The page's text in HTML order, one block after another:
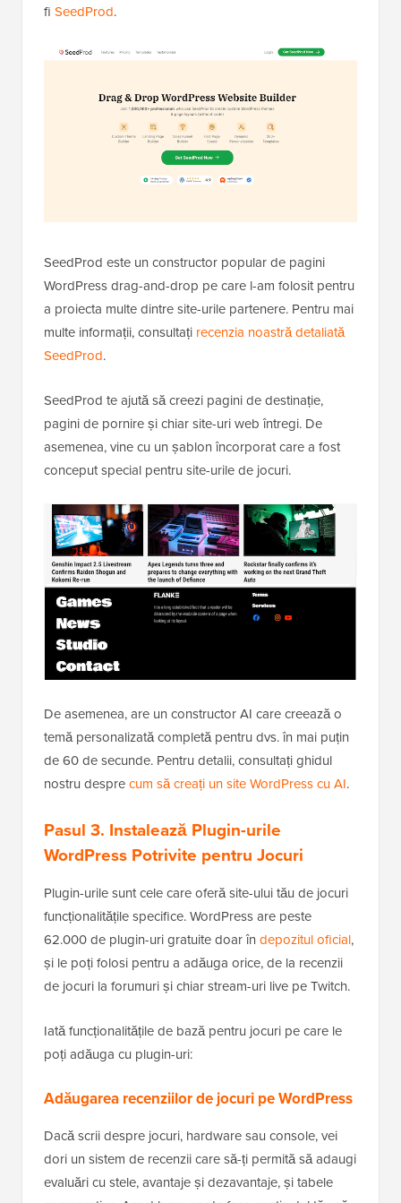
fi SeedProd.
SeedProd este un constructor popular de pagini
WordPress drag-and-drop pe care l-am folosit pentru
a proiecta multe dintre site-urile partenere. Pentru mai
multe informații, consultați recenzia noastră detaliată
SeedProd.
SeedProd te ajută să creezi pagini de destinație,
pagini de pornire și chiar site-uri web întregi. De
asemenea, vine cu un șablon încorporat care a fost
conceput special pentru site-urile de jocuri.
De asemenea, are un constructor AI care creează o
temă personalizată completă pentru dvs. în mai puțin
de 60 de secunde. Pentru detalii, consultați ghidul
nostru desprecum să creați un site WordPress cu AI.
Pasul 3. Instalează Plugin-urile
WordPress Potrivite pentru Jocuri
Plugin-urile sunt cele care oferă site-ului tău de jocuri
funcționalitățile specifice. WordPress are peste
62.000 de plugin-uri gratuite doar în depozitul oficial,
și le poți folosi pentru a adăuga orice, de la recenzii
de jocuri la forumuri și chiar stream-uri live pe Twitch.
Iată funcționalitățile de bază pentru jocuri pe care le
poți adăuga cu plugin-uri:
Adăugarea recenziilor de jocuri pe WordPress
Dacă scrii despre jocuri, hardware sau console, vei
dori un sistem de recenzii care să-ți permită să adaugi
evaluări cu stele, avantaje și dezavantaje, și tabele